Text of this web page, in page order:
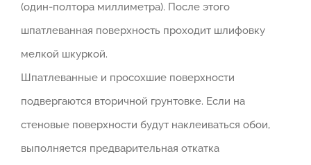
(один-полтора миллиметра). После этого
шпатлеванная поверхность проходит шлифовку
мелкой шкуркой.
Шпатлеванные и просохшие поверхности
подвергаются вторичной грунтовке. Если на
стеновые поверхности будут наклеиваться обои,
выполняется предварительная откатка